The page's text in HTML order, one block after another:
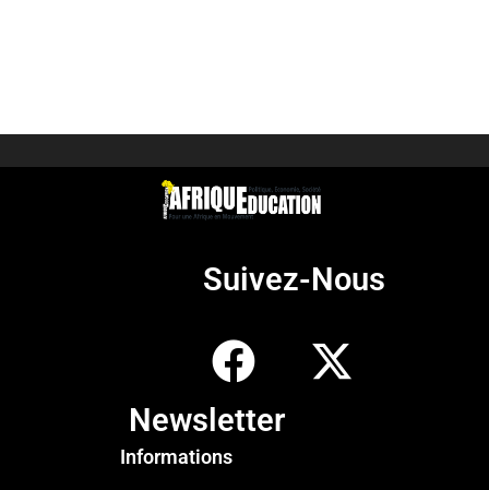
Suivez-Nous
Newsletter
Informations